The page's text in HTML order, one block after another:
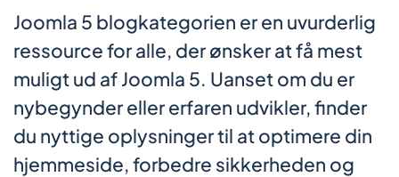
Joomla 5 blogkategorien er en uvurderlig
ressource for alle, der ønsker at få mest
muligt ud af Joomla 5. Uanset om du er
nybegynder eller erfaren udvikler, finder
du nyttige oplysninger til at optimere din
hjemmeside, forbedre sikkerheden og